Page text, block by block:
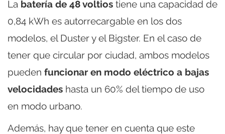
La batería de 48 voltios tiene una capacidad de
0,84 kWh es autorrecargable en los dos
modelos, el Duster y el Bigster. En el caso de
tener que circular por ciudad, ambos modelos
pueden funcionar en modo eléctrico a bajas
velocidades hasta un 60% del tiempo de uso
en modo urbano.
Además, hay que tener en cuenta que este